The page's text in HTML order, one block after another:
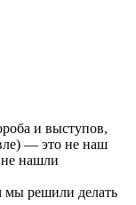
и выступов,
— это не наш
нашли
мы решили делать